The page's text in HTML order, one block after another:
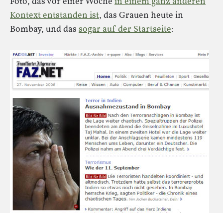
Kontext entstanden ist, das Grauen heute in
Bombay, und das sogar auf der Startseite: